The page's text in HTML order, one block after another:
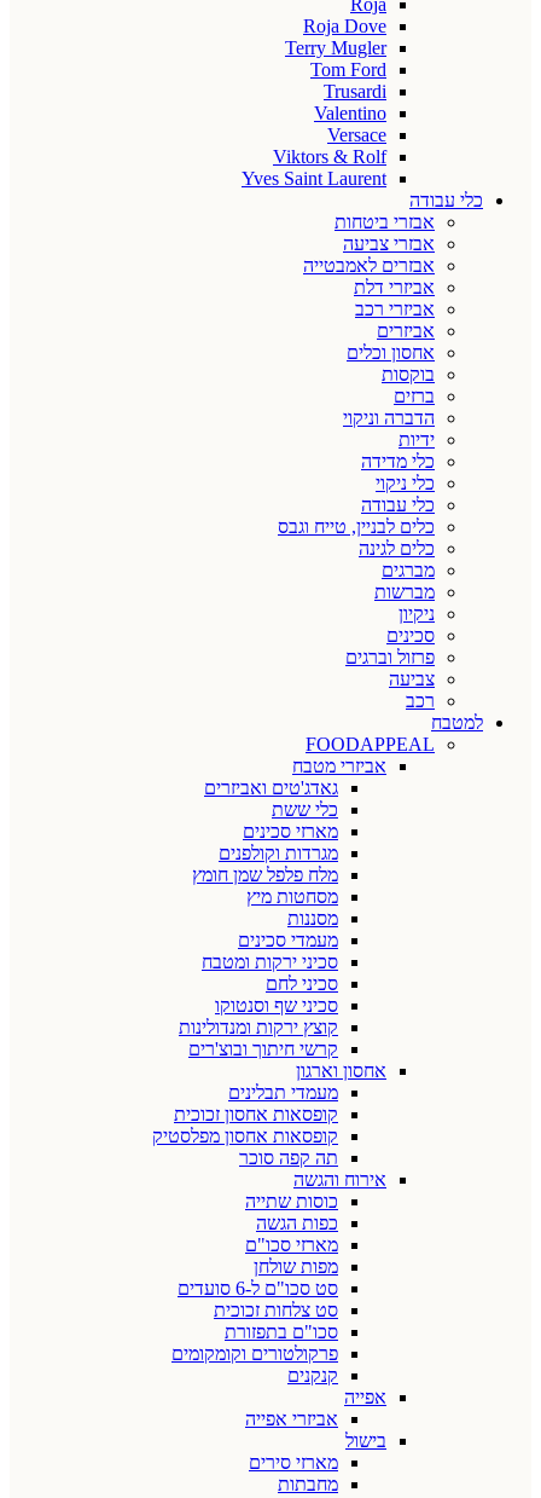
Roja
Roja Dove
Terry Mugler
Tom Ford
Trusardi
Valentino
Versace
Viktors & Rolf
Yves Saint Laurent
כלי עבודה
אבזרי ביטחות
אבזרי צביעה
אבזרים לאמבטייה
אביזרי דלת
אביזרי רכב
אביזרים
אחסון וכלים
בוקסות
ברזים
הדברה וניקוי
ידיות
כלי מדידה
כלי ניקוי
כלי עבודה
כלים לבניין, טייח וגבס
כלים לגינה
מברגים
מברשות
ניקיון
סכינים
פרזול וברגים
צביעה
רכב
למטבח
FOODAPPEAL
אביזרי מטבח
גאדג'טים ואביזרים
כלי ששת
מארזי סכינים
מגרדות וקולפנים
מלח פלפל שמן חומץ
מסחטות מיץ
מסננות
מעמדי סכינים
סכיני ירקות ומטבח
סכיני לחם
סכיני שף וסנטוקו
קוצץ ירקות ומנדולינות
קרשי חיתוך ובוצ'רים
אחסון וארגון
מעמדי תבלינים
קופסאות אחסון זכוכית
קופסאות אחסון מפלסטיק
תה קפה סוכר
אירוח והגשה
כוסות שתייה
כפות הגשה
מארזי סכו"ם
מפות שולחן
סט סכו"ם ל-6 סועדים
סט צלחות זכוכית
סכו"ם בתפזורת
פרקולטורים וקומקומים
קנקנים
אפייה
אביזרי אפייה
בישול
מארזי סירים
מחבתות